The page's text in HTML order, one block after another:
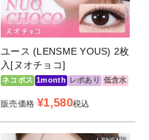
ユース (LENSME YOUS) 2枚
入[ヌオチョコ]
ネコポス 1month レポあり 低含水
販売価格 ¥1,580税込